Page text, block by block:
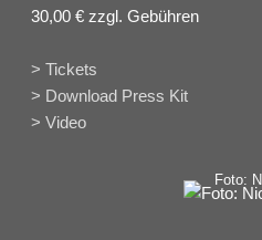
30,00 € zzgl. Gebühren
> Tickets
> Download Press Kit
> Video
Foto: